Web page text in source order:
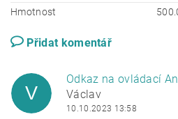
Hmotnost
Přidat komentář
V
Odkaz na ovládací
Václav
10.10.2023 13:58